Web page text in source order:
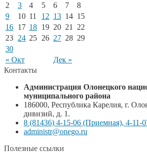
« Окт Дек »
2
3 4 5 6 7
8
9
10 11 12 13 14 15
16 17 18 19 20 21
22
23 24 25 26 27 28 29
30
Контакты
Администрация Олонецкого
муниципального района
186000, Республика Карелия, г.
дивизий, д. 1.
8 (81436) 4-15-06 (Приемная), 4-11-
administr@onego.ru
Полезные ссылки